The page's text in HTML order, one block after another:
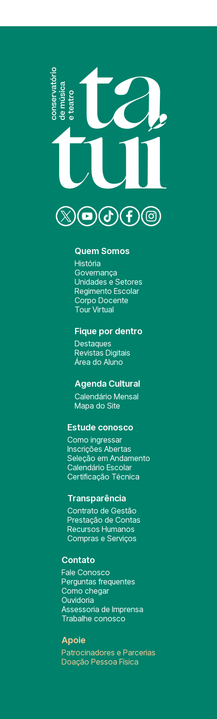
Quem Somos
História
Governança
Unidades e Setores
Regimento Escolar
Corpo Docente
Tour Virtual
Fique por dentro
Destaques
Revistas Digitais
Área do Aluno
Agenda Cultural
Calendário Mensal
Mapa do Site
Estude conosco
Como ingressar
Inscrições Abertas
Seleção em Andamento
Calendário Escolar
Certificação Técnica
Transparência
Contrato de Gestão
Prestação de Contas
Recursos Humanos
Compras e Serviços
Contato
Fale Conosco
Perguntas frequentes
Como chegar
Ouvidoria
Assessoria de Imprensa
Trabalhe conosco
Apoie
Patrocinadores e Parcerias
Doação Pessoa Física